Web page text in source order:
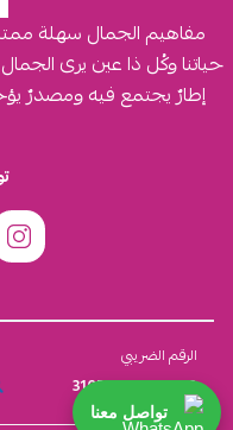
مفاهيم الجمال سهلة
حياتنا وكُل ذا عين يرى
إطارٌ يجتمع فيه ومصدرٌ
الرقم الضريبي
310555259800003
تواصل معنا